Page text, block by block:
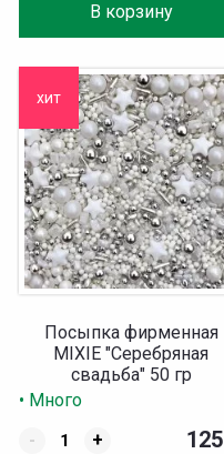
В корзину
хит
Посыпка фирменная
MIXIE "Серебряная
свадьба" 50 гр
• Много
-
+ 125